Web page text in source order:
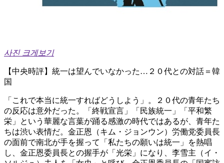
사진 크게보기
【中央時評】統一は望んでいなかった…２０代との対話＝韓
国
「これで本当に統一すればどうしよう」。２０代の青年たち
の反応は意外だった。「終戦宣言」「民族統一」「平和繁
栄」という華麗な言葉が踊る感激の時代ではあるが、青年た
ちは渋い表情だ。金正恩（キム・ジョンウン）労働党委員長
の面前で南北が手を握って「私たちの願いは統一」を熱唱
し、金正恩委員長との握手が「光栄」になり、李雪主（イ・